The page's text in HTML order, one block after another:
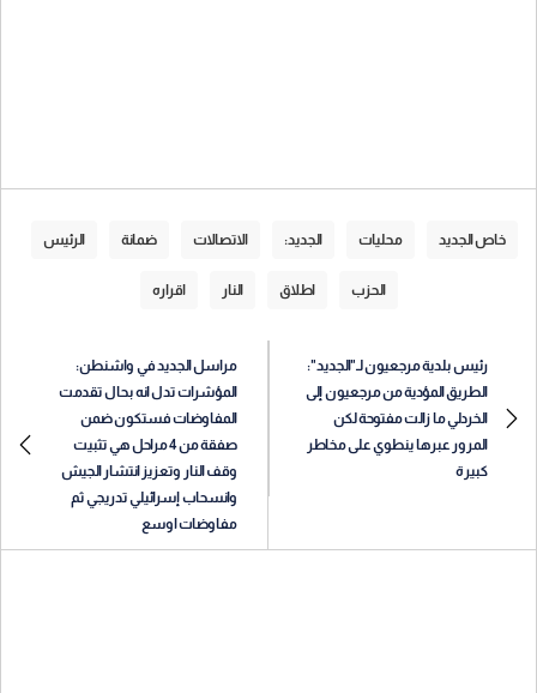
خاص الجديد محليات الجديد: الاتصالات ضمانة الرئيس
الحزب اطلاق النار اقراره
رئيس بلدية مرجعيون لـ"الجديد":
الطريق المؤدية من مرجعيون إلى
الخردلي ما زالت مفتوحة لكن
المرور عبرها ينطوي على مخاطر
كبيرة
مراسل الجديد في واشنطن:
المؤشرات تدل انه بحال تقدمت
المفاوضات فستكون ضمن
صفقة من 4 مراحل هي تثبيت
وقف النار وتعزيز انتشار الجيش
وانسحاب إسرائيلي تدريجي ثم
مفاوضات اوسع